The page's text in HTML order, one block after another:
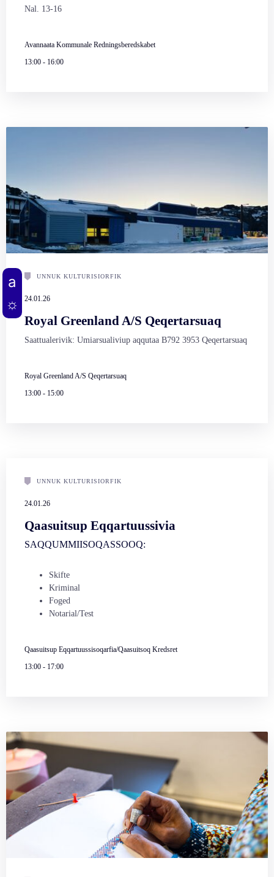
Nal. 13-16
Avannaata Kommunale Redningsberedskabet
13:00 - 16:00
UNNUK KULTURISIORFIK
24.01.26
Royal Greenland A/S Qeqertarsuaq
Saattualerivik: Umiarsualiviup aqqutaa B792 3953 Qeqertarsuaq
Royal Greenland A/S Qeqertarsuaq
13:00 - 15:00
UNNUK KULTURISIORFIK
24.01.26
Qaasuitsup Eqqartuussivia
SAQQUMMIISOQASSOOQ:
Skifte
Kriminal
Foged
Notarial/Test
Qaasuitsup Eqqartuussisoqarfia/Qaasuitsoq Kredsret
13:00 - 17:00